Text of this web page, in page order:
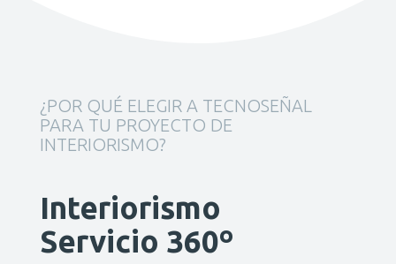
¿POR QUÉ ELEGIR A TECNOSEÑAL
PARA TU PROYECTO DE
INTERIORISMO?
Interiorismo
Servicio 360º